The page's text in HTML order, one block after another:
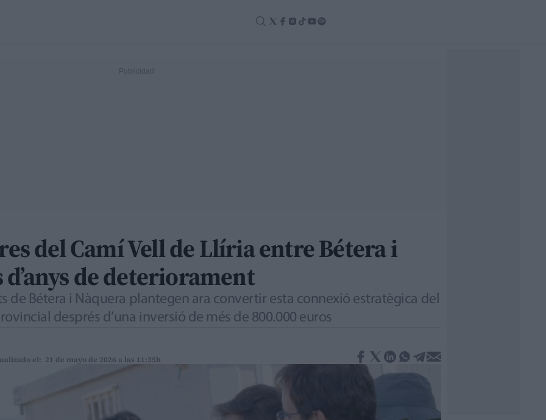
del Camí Vell de Llíria entre Bétera i
de deteriorament
de Bétera i Nàquera plantegen ara convertir esta connexió estratègica del
després d’una inversió de més de 800.000 euros
el: 21 de mayo de 2026 a las 11:35h